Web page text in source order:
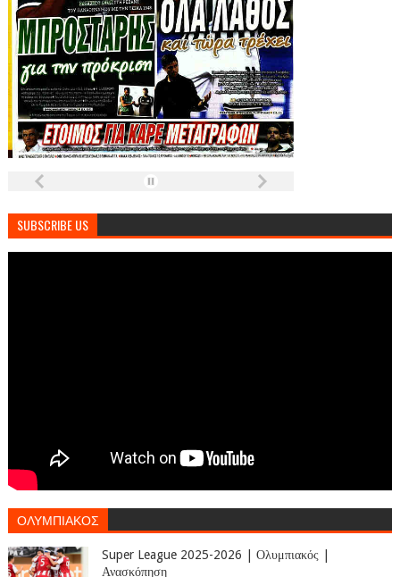
SUBSCRIBE US
ΟΛΥΜΠΙΑΚΟΣ
Super League 2025-2026 | Ολυμπιακός |
Ανασκόπηση